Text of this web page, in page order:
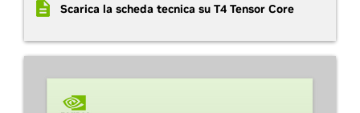
Scarica la scheda tecnica su T4 Tensor Core